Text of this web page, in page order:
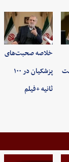
خلاصه صحبت‌های
پزشکیان در ۱۰۰
ثانیه +فیلم